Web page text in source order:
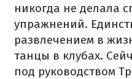
никогда не делала
упражнений.
развлечением в
танцы в клубах.
под руководством